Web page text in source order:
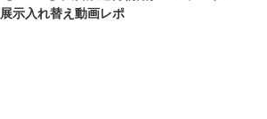
展示入れ替え動画レポ